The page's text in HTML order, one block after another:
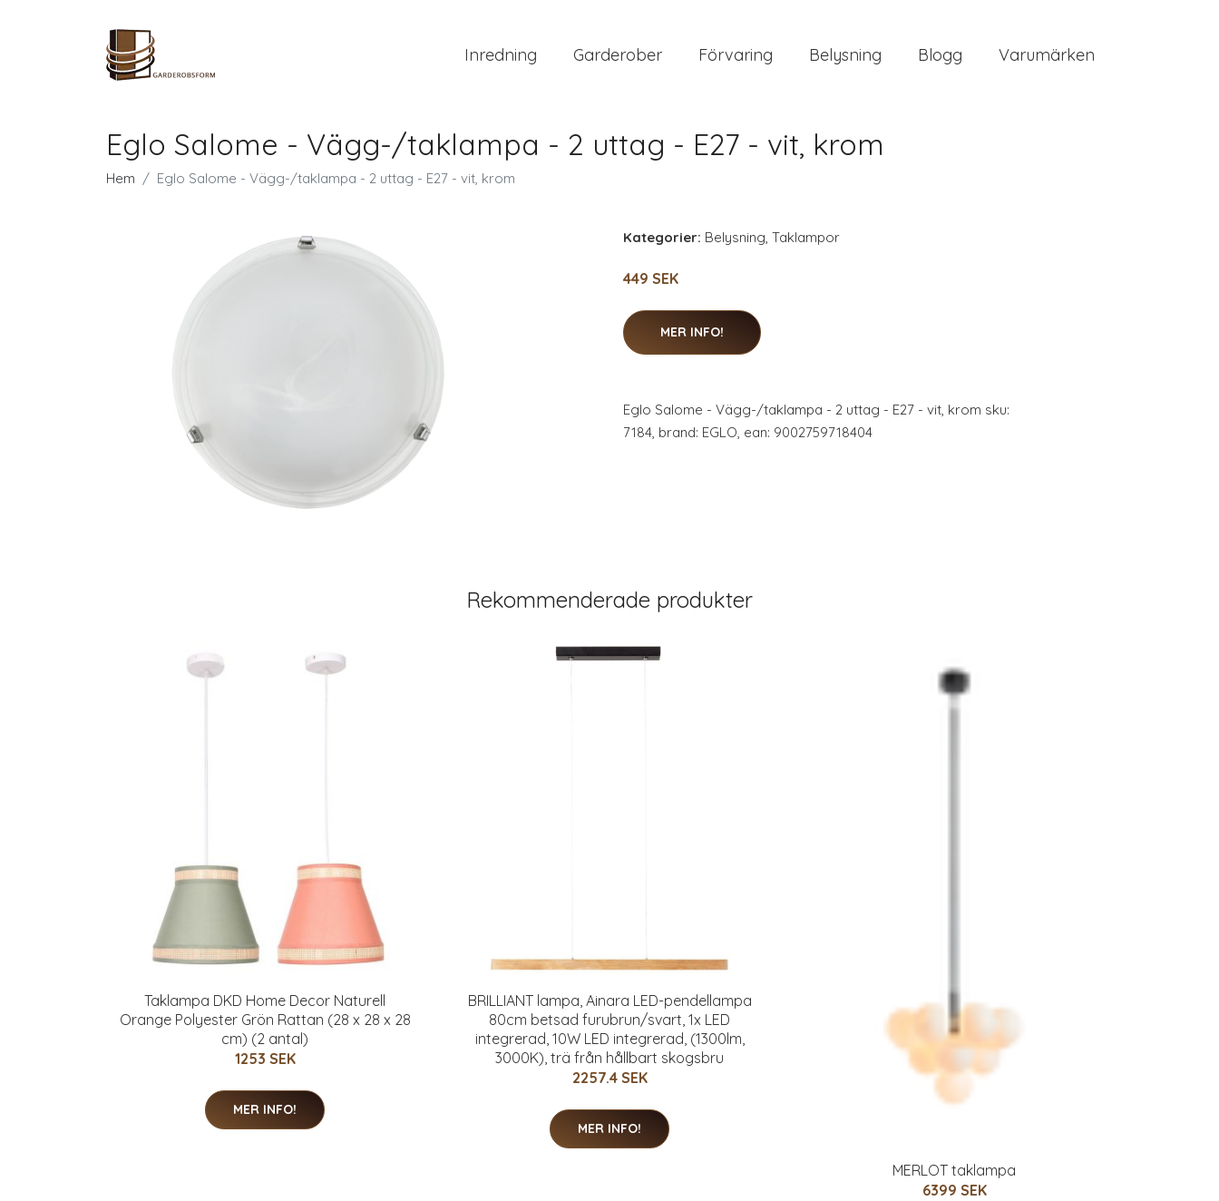
Inredning Garderober Förvaring Belysning Blogg Varumärken
Eglo Salome - Vägg-/taklampa - 2 uttag - E27 - vit, krom
Hem Eglo Salome - Vägg-/taklampa - 2 uttag - E27 - vit, krom
Kategorier: Belysning, Taklampor
449 SEK
MER INFO!
Eglo Salome - Vägg-/taklampa - 2 uttag - E27 - vit, krom sku:
7184, brand: EGLO, ean: 9002759718404
Rekommenderade produkter
Taklampa DKD Home Decor Naturell
Orange Polyester Grön Rattan (28 x 28 x 28
cm) (2 antal)
1253 SEK
MER INFO!
BRILLIANT lampa, Ainara LED-pendellampa
80cm betsad furubrun/svart, 1x LED
integrerad, 10W LED integrerad, (1300lm,
3000K), trä från hållbart skogsbru
2257.4 SEK
MER INFO!
MERLOT taklampa
6399 SEK